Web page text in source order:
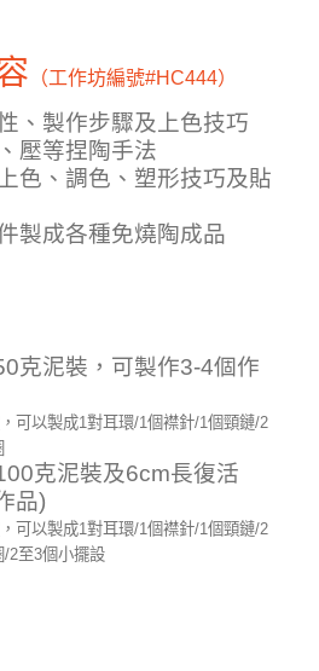
（工作坊編號#HC444）
、製作步驟及上色技巧
壓等捏陶手法
色、調色、塑形技巧及貼
製成各種免燒陶成品
克泥裝，可製作3-4個作
可以製成1對耳環/1個襟針/1個頸鏈/2
克泥裝及6cm長復活
品)
可以製成1對耳環/1個襟針/1個頸鏈/2
2至3個小擺設